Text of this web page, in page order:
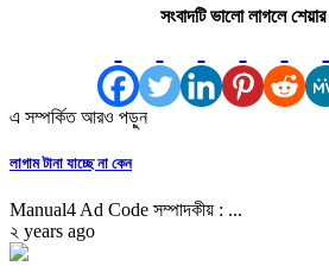
সংবাদটি ভালো লাগলে
এ সম্পর্কিত আরও পড়ুন
লাগাম টানা যাচ্ছে না কেন
Manual4 Ad Code সম্পাদকীয় : ...
২ years ago